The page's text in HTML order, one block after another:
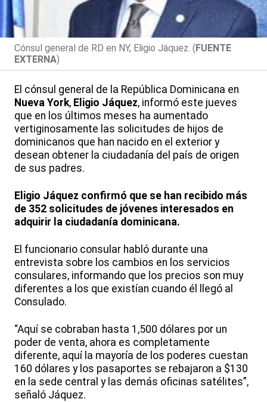
Cónsul general de RD en NY, Eligio Jáquez. (FUENTE
EXTERNA)
El cónsul general de la República Dominicana en
Nueva York, Eligio Jáquez, informó este jueves
que en los últimos meses ha aumentado
vertiginosamente las solicitudes de hijos de
dominicanos que han nacido en el exterior y
desean obtener la ciudadanía del país de origen
de sus padres.
Eligio Jáquez confirmó que se han recibido más
de 352 solicitudes de jóvenes interesados en
adquirir la ciudadanía dominicana.
El funcionario consular habló durante una
entrevista sobre los cambios en los servicios
consulares, informando que los precios son muy
diferentes a los que existían cuando él llegó al
Consulado.
“Aquí se cobraban hasta 1,500 dólares por un
poder de venta, ahora es completamente
diferente, aquí la mayoría de los poderes cuestan
160 dólares y los pasaportes se rebajaron a $130
en la sede central y las demás oficinas satélites”,
señaló Jáquez.